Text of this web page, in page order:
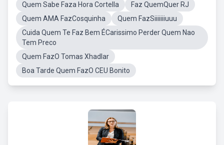
Quem Sabe Faza Hora Cortella
Faz QuemQuer RJ
Quem AMA FazCosquinha
Quem FazSiiiiiiiuuu
Cuida Quem Te Faz Bem ÉCarissimo Perder Quem Nao
Tem Preco
Quem FazO Tomas Xhadlar
Boa Tarde Quem FazO CEU Bonito